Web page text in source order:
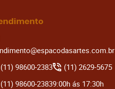
(11) 98600-2383 (11) 2629-5675
(11) 98600-23839:00h ás 17:30h